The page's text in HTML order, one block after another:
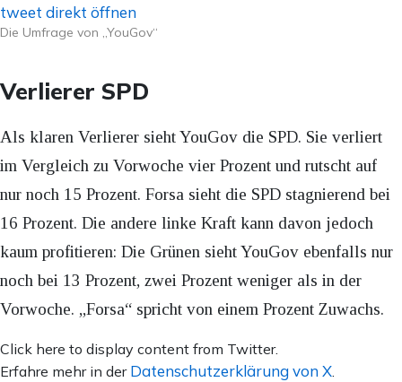
tweet direkt öffnen
Die Umfrage von „YouGov“
Verlierer SPD
Als klaren Verlierer sieht YouGov die SPD. Sie verliert
im Vergleich zu Vorwoche vier Prozent und rutscht auf
nur noch 15 Prozent. Forsa sieht die SPD stagnierend bei
16 Prozent. Die andere linke Kraft kann davon jedoch
kaum profitieren: Die Grünen sieht YouGov ebenfalls nur
noch bei 13 Prozent, zwei Prozent weniger als in der
Vorwoche. „Forsa“ spricht von einem Prozent Zuwachs.
Inhalt
von
Click here to display content from Twitter.
Erfahre mehr in der Datenschutzerklärung von X.